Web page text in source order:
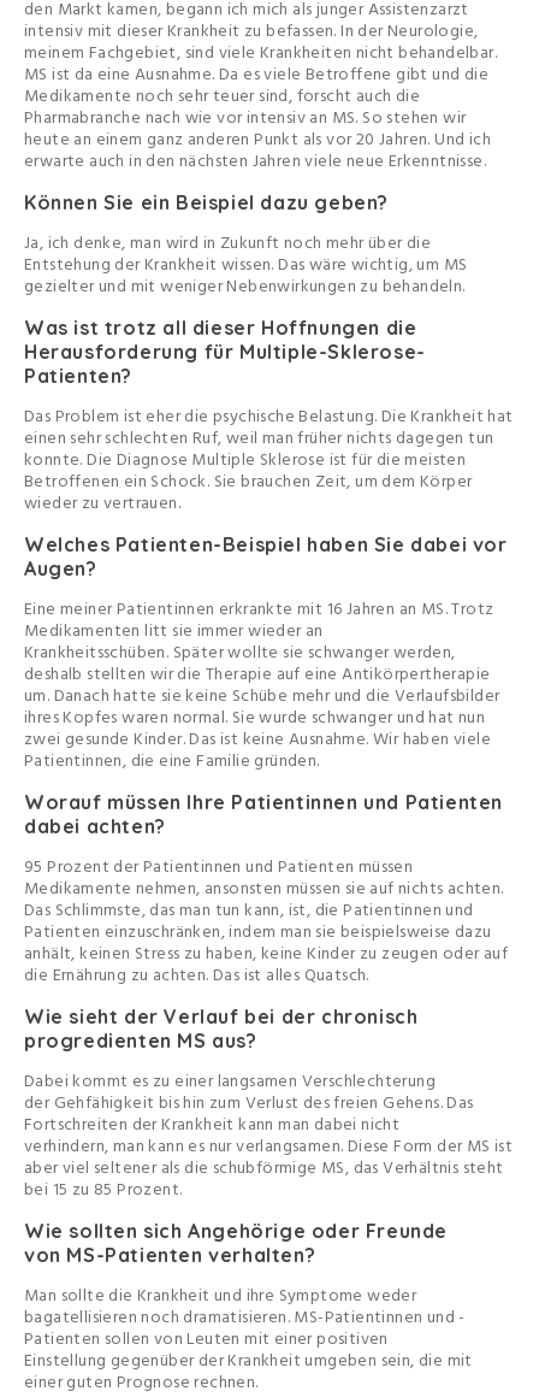
den Markt kamen, begann ich mich als junger Assistenzarzt
intensiv mit dieser Krankheit zu befassen. In der Neurologie,
meinem Fachgebiet, sind viele Krankheiten nicht behandelbar.
MS ist da eine Ausnahme. Da es viele Betroffene gibt und die
Medikamente noch sehr teuer sind, forscht auch die
Pharmabranche nach wie vor intensiv an MS. So stehen wir
heute an einem ganz anderen Punkt als vor 20 Jahren. Und ich
erwarte auch in den nächsten Jahren viele neue Erkenntnisse.
Können Sie ein Beispiel dazu geben?
Ja, ich denke, man wird in Zukunft noch mehr über die
Entstehung der Krankheit wissen. Das wäre wichtig, um MS
gezielter und mit weniger Nebenwirkungen zu behandeln.
Was ist trotz all dieser Hoffnungen die
Herausforderung für Multiple-Sklerose-
Patienten?
Das Problem ist eher die psychische Belastung. Die Krankheit hat
einen sehr schlechten Ruf, weil man früher nichts dagegen tun
konnte. Die Diagnose Multiple Sklerose ist für die meisten
Betroffenen ein Schock. Sie brauchen Zeit, um dem Körper
wieder zu vertrauen.
Welches Patienten-Beispiel haben Sie dabei vor
Augen?
Eine meiner Patientinnen erkrankte mit 16 Jahren an MS. Trotz
Medikamenten litt sie immer wieder an
Krankheitsschüben. Später wollte sie schwanger werden,
deshalb stellten wir die Therapie auf eine Antikörpertherapie
um. Danach hatte sie keine Schübe mehr und die Verlaufsbilder
ihres Kopfes waren normal. Sie wurde schwanger und hat nun
zwei gesunde Kinder. Das ist keine Ausnahme. Wir haben viele
Patientinnen, die eine Familie gründen.
Worauf müssen Ihre Patientinnen und Patienten
dabei achten?
95 Prozent der Patientinnen und Patienten müssen
Medikamente nehmen, ansonsten müssen sie auf nichts achten.
Das Schlimmste, das man tun kann, ist, die Patientinnen und
Patienten einzuschränken, indem man sie beispielsweise dazu
anhält, keinen Stress zu haben, keine Kinder zu zeugen oder auf
die Ernährung zu achten. Das ist alles Quatsch.
Wie sieht der Verlauf bei der chronisch
progredienten MS aus?
Dabei kommt es zu einer langsamen Verschlechterung
der Gehfähigkeit bis hin zum Verlust des freien Gehens. Das
Fortschreiten der Krankheit kann man dabei nicht
verhindern, man kann es nur verlangsamen. Diese Form der MS ist
aber viel seltener als die schubförmige MS, das Verhältnis steht
bei 15 zu 85 Prozent.
Wie sollten sich Angehörige oder Freunde
von MS-Patienten verhalten?
Man sollte die Krankheit und ihre Symptome weder
bagatellisieren noch dramatisieren. MS-Patientinnen und -
Patienten sollen von Leuten mit einer positiven
Einstellung gegenüber der Krankheit umgeben sein, die mit
einer guten Prognose rechnen.